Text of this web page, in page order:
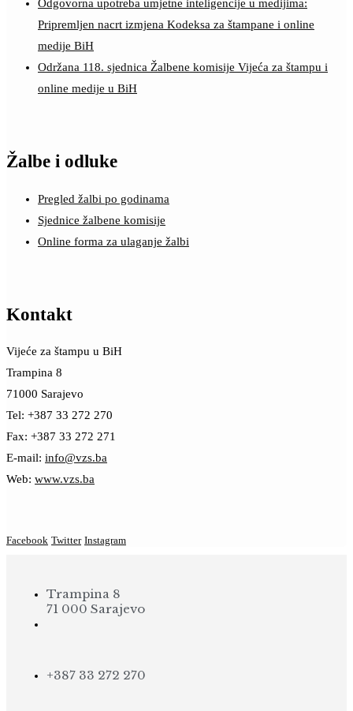
Odgovorna upotreba umjetne inteligencije u medijima:
Pripremljen nacrt izmjena Kodeksa za štampane i online
medije BiH
Održana 118. sjednica Žalbene komisije Vijeća za štampu i
online medije u BiH
Žalbe i odluke
Pregled žalbi po godinama
Sjednice žalbene komisije
Online forma za ulaganje žalbi
Kontakt
Vijeće za štampu u BiH
Trampina 8
71000 Sarajevo
Tel: +387 33 272 270
Fax: +387 33 272 271
E-mail: info@vzs.ba
Web: www.vzs.ba
Facebook Twitter Instagram
Trampina 8
71 000 Sarajevo
+387 33 272 270